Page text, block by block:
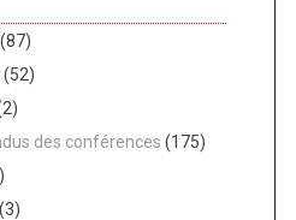
(87)
(52)
des conférences (175)
(3)